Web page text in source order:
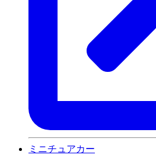
ミニチュアカー